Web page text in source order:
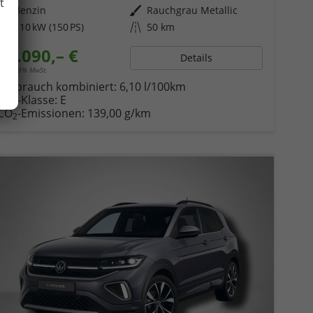
Kraftstoff
Benzin Außenfarbe Rauchgrau Metallic
110 kW (150 PS) Kilometerstand 50 km
31.090,– €
incl. 19% MwSt.
Details
Verbrauch kombiniert: 6,10 l/100km
2-Klasse: E
2-Emissionen: 139,00 g/km